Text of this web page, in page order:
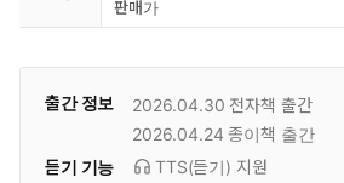
판매가
출간 정보 2026.04.30 전자책 출간
2026.04.24 종이책 출간
듣기 기능
TTS(듣기) 지원